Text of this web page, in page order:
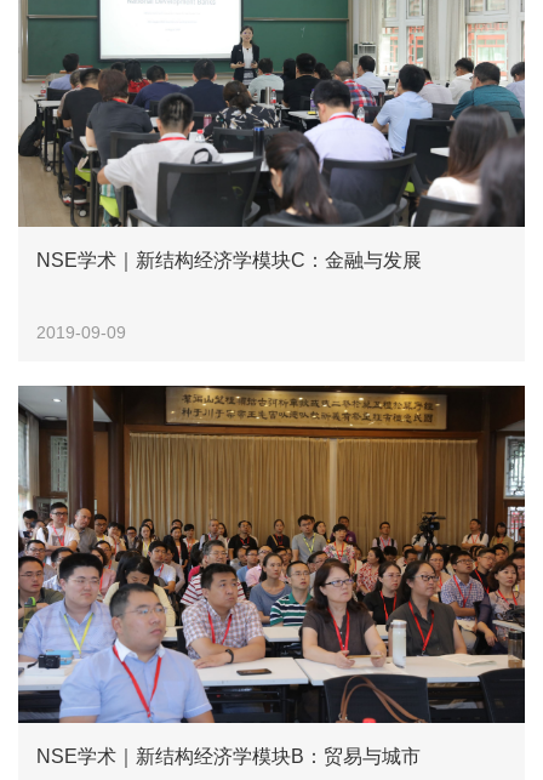
NSE学术｜新结构经济学模块C：金融与发展
2019-09-09
NSE学术｜新结构经济学模块B：贸易与城市